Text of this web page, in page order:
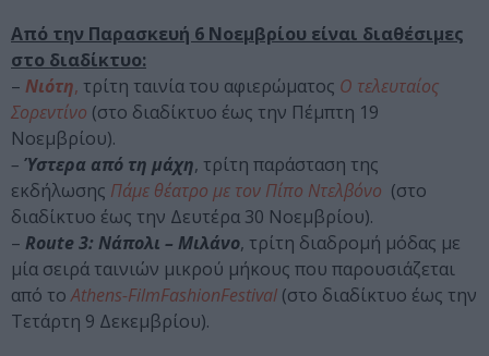
Από την Παρασκευή 6 Νοεμβρίου είναι διαθέσιμες
στο διαδίκτυο:
– Νιότη, τρίτη ταινία του αφιερώματος Ο τελευταίος
Σορεντίνο (στο διαδίκτυο έως την Πέμπτη 19
Νοεμβρίου).
– Ύστερα από τη μάχη, τρίτη παράσταση της
εκδήλωσης Πάμε θέατρο με τον Πίπο Ντελβόνο (στο
διαδίκτυο έως την Δευτέρα 30 Νοεμβρίου).
– Route 3: Νάπολι – Μιλάνο, τρίτη διαδρομή μόδας με
μία σειρά ταινιών μικρού μήκους που παρουσιάζεται
από τοAthens-FilmFashionFestival (στο διαδίκτυο έως την
Τετάρτη 9 Δεκεμβρίου).